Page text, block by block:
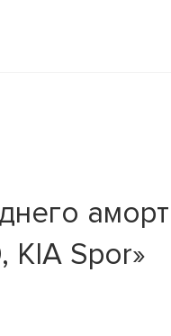
KIA Spor»